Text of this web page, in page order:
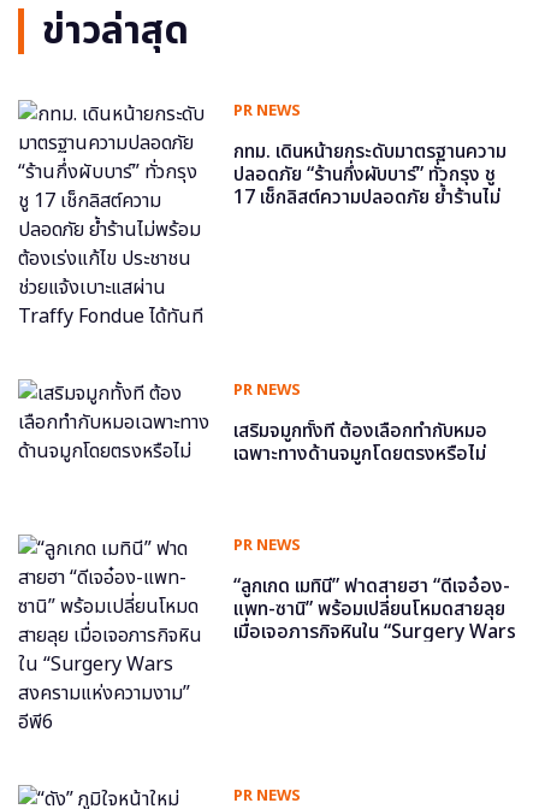
ข่าวล่าสุด
PR NEWS
กทม. เดินหน้ายกระดับมาตรฐานความ
ปลอดภัย “ร้านกึ่งผับบาร์” ทั่วกรุง ชู
17 เช็กลิสต์ความปลอดภัย ย้ำร้านไม่
PR NEWS
เสริมจมูกทั้งที ต้องเลือกทำกับหมอ
เฉพาะทางด้านจมูกโดยตรงหรือไม่
PR NEWS
“ลูกเกด เมทินี” ฟาดสายฮา “ดีเจอ๋อง-
แพท-ซานิ” พร้อมเปลี่ยนโหมดสายลุย
เมื่อเจอภารกิจหินใน “Surgery Wars
PR NEWS